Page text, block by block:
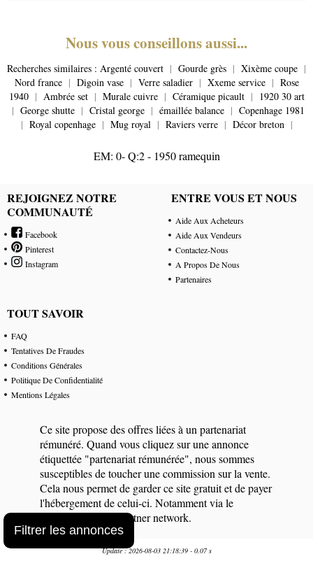
Nous vous conseillons aussi...
Recherches similaires : Argenté couvert | Gourde grès | Xixème coupe |
Nord france | Digoin vase | Verre saladier | Xxeme service | Rose
1940 | Ambrée set | Murale cuivre | Céramique picault | 1920 30 art
| George shutte | Cristal george | émaillée balance | Copenhage 1981
| Royal copenhage | Mug royal | Raviers verre | Décor breton |
Filtrer les annonces
EM: 0- Q:2 - 1950 ramequin
REJOIGNEZ NOTRE
COMMUNAUTÉ
Facebook
Pinterest
Instagram
ENTRE VOUS ET NOUS
Aide Aux Acheteurs
Aide Aux Vendeurs
Contactez-Nous
A Propos De Nous
Partenaires
TOUT SAVOIR
FAQ
Tentatives De Fraudes
Conditions Générales
Politique De Confidentialité
Mentions Légales
Ce site propose des offres liées à un partenariat
rémunéré. Quand vous cliquez sur une annonce
étiquettée "partenariat rémunérée", nous sommes
susceptibles de toucher une commission sur la vente.
Cela nous permet de garder ce site gratuit et de payer
l'hébergement de celui-ci. Notamment via le
programme eBay Partner network.
Update : 2026-08-03 21:18:39 - 0.07 s